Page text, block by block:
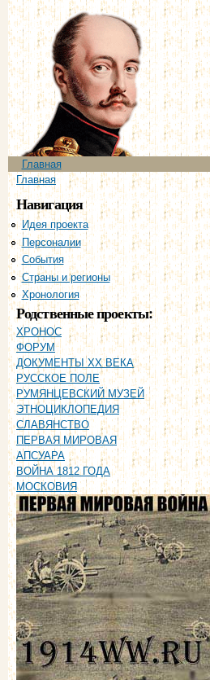
Главное меню
Главная
Вы здесь
Главная
Навигация
Идея проекта
Персоналии
События
Страны и регионы
Хронология
Родственные проекты:
ХРОНОС
ФОРУМ
ДОКУМЕНТЫ XX ВЕКА
РУССКОЕ ПОЛЕ
РУМЯНЦЕВСКИЙ МУЗЕЙ
ЭТНОЦИКЛОПЕДИЯ
СЛАВЯНСТВО
ПЕРВАЯ МИРОВАЯ
АПСУАРА
ВОЙНА 1812 ГОДА
МОСКОВИЯ